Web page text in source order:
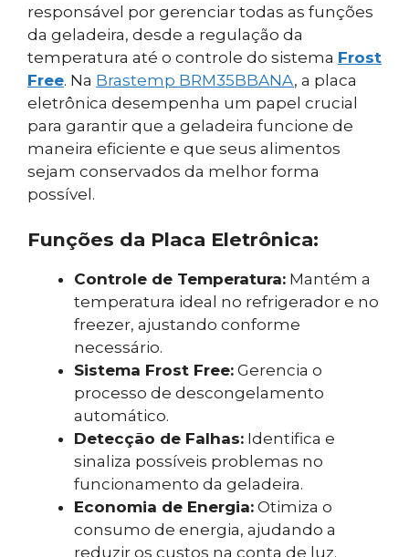
responsável por gerenciar todas as funções
da geladeira, desde a regulação da
temperatura até o controle do sistema Frost
Free. Na Brastemp BRM35BBANA, a placa
eletrônica desempenha um papel crucial
para garantir que a geladeira funcione de
maneira eficiente e que seus alimentos
sejam conservados da melhor forma
possível.
Funções da Placa Eletrônica:
Controle de Temperatura: Mantém a
temperatura ideal no refrigerador e no
freezer, ajustando conforme
necessário.
Sistema Frost Free: Gerencia o
processo de descongelamento
automático.
Detecção de Falhas: Identifica e
sinaliza possíveis problemas no
funcionamento da geladeira.
Economia de Energia: Otimiza o
consumo de energia, ajudando a
reduzir os custos na conta de luz.